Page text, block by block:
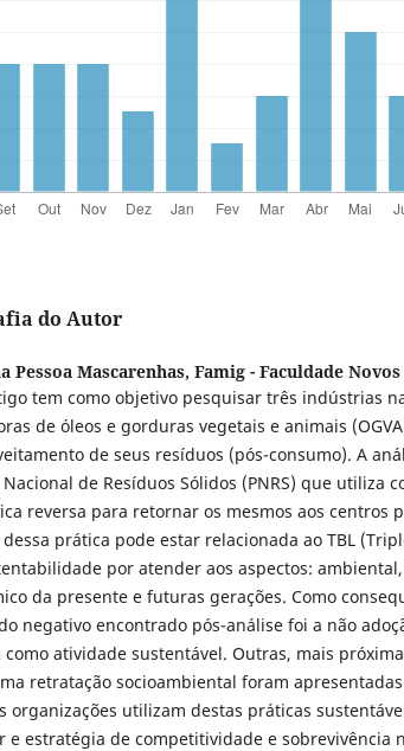
do Autor
Pessoa Mascarenhas, Famig - Faculdade
tem como objetivo pesquisar três indústrias
de óleos e gorduras vegetais e animais
de seus resíduos (pós-consumo). A
de Resíduos Sólidos (PNRS) que utiliza
reversa para retornar os mesmos aos centros
prática pode estar relacionada ao TBL
por atender aos aspectos:
da presente e futuras gerações. Como
negativo encontrado pós-análise foi a não
como atividade sustentável. Outras, mais
retratação socioambiental foram
organizações utilizam destas práticas
e estratégia de competitividade e sobrevivência